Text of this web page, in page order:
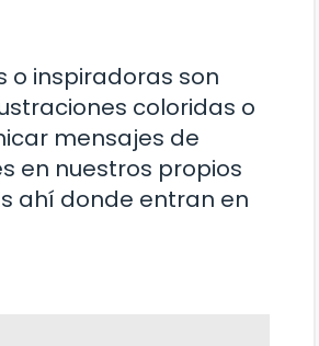
o inspiradoras son
coloridas o
mensajes de
en nuestros propios
ahí donde entran en